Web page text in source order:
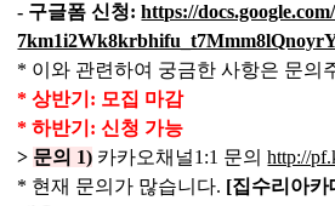
- 구글폼 신청:https://
* 이와 관련하여 궁금한 사항은 문의
* 상반기: 모집 마감
* 하반기: 신청 가능
> 문의 1) 카카오채널1:1 문의http://
* 현재 문의가 많습니다. [집수리아